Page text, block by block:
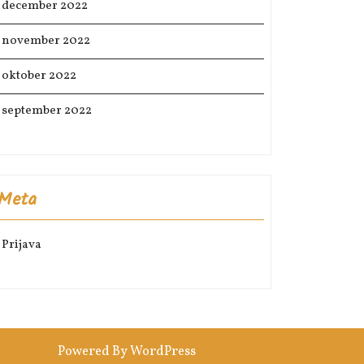
december 2022
november 2022
oktober 2022
september 2022
Prijava
Powered By WordPress